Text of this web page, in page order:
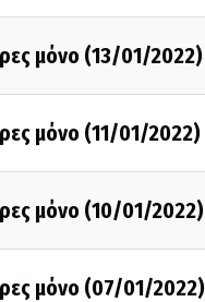
μόνο (13/01/2022)
μόνο (11/01/2022)
μόνο (10/01/2022)
μόνο (07/01/2022)